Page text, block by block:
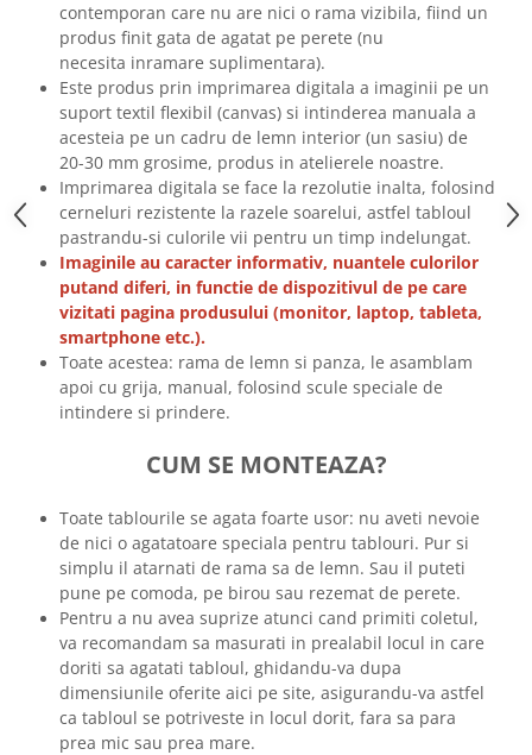
Tricouri biciclisti MTB
Tricouri biciclisti BMX
Tricouri biciclisti downhill
Tricouri skateboard
Tricouri sport/fitness
Tricouri fitness/sala de forta
Tricouri yoga
contemporan care nu are nici o rama vizibila, fiind un
produs finit gata de agatat pe perete (nu
necesita inramare suplimentara).
Este produs prin imprimarea digitala a imaginii pe un
suport textil flexibil (canvas) si intinderea manuala a
acesteia pe un cadru de lemn interior (un sasiu) de
20-30 mm grosime, produs in atelierele noastre.
Imprimarea digitala se face la rezolutie inalta, folosind
cerneluri rezistente la razele soarelui, astfel tabloul
pastrandu-si culorile vii pentru un timp indelungat.
Imaginile au caracter informativ, nuantele culorilor
putand diferi, in functie de dispozitivul de pe care
vizitati pagina produsului (monitor, laptop, tableta,
smartphone etc.).
Toate acestea: rama de lemn si panza, le asamblam
apoi cu grija, manual, folosind scule speciale de
intindere si prindere.
CUM SE MONTEAZA?
Toate tablourile se agata foarte usor: nu aveti nevoie
de nici o agatatoare speciala pentru tablouri. Pur si
simplu il atarnati de rama sa de lemn. Sau il puteti
pune pe comoda, pe birou sau rezemat de perete.
Pentru a nu avea suprize atunci cand primiti coletul,
va recomandam sa masurati in prealabil locul in care
doriti sa agatati tabloul, ghidandu-va dupa
dimensiunile oferite aici pe site, asigurandu-va astfel
ca tabloul se potriveste in locul dorit, fara sa para
prea mic sau prea mare.